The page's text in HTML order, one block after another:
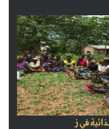
في ز